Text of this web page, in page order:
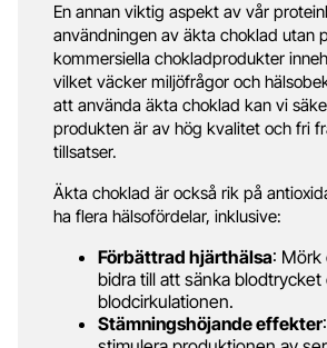
En annan viktig aspekt av vår
användningen av äkta choklad utan
kommersiella chokladprodukter
vilket väcker miljöfrågor och
att använda äkta choklad kan vi
produkten är av hög kvalitet och fri
tillsatser.
Äkta choklad är också rik på
ha flera hälsofördelar, inklusive:
Förbättrad hjärthälsa: Mörk
bidra till att sänka
blodcirkulationen.
Stämningshöjande effekter